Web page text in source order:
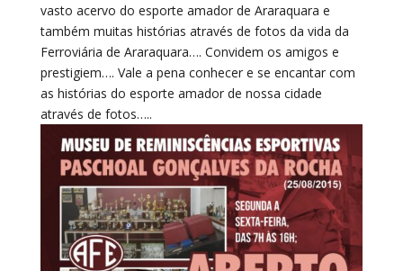
vasto acervo do esporte amador de Araraquara e
também muitas histórias através de fotos da vida da
Ferroviária de Araraquara…. Convidem os amigos e
prestigiem…. Vale a pena conhecer e se encantar com
as histórias do esporte amador de nossa cidade
através de fotos…..